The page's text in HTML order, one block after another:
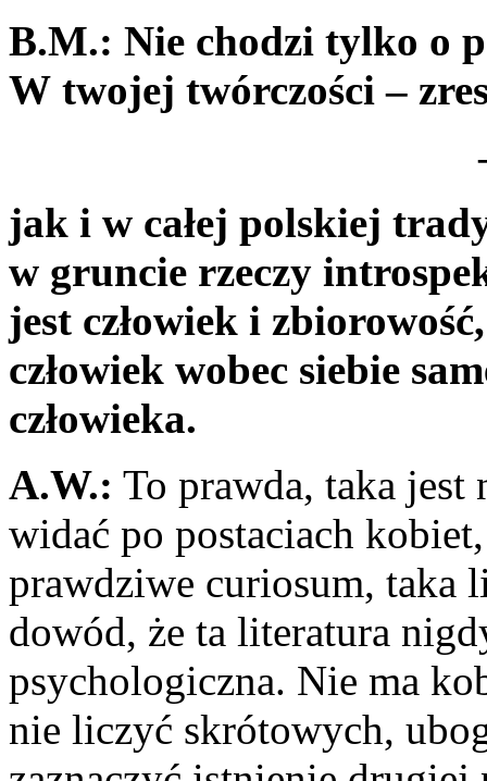
B.M.: Nie chodzi tylko o
W two­jej twórczości –
jak i w całej polskiej
w gruncie rzeczy
jest człowiek i
człowiek wobec siebie
człowieka.
A.W.: To prawda, taka jest
widać po postaciach
prawdziwe curiosum, taka
dowód, że ta literatura
psychologiczna. Nie ma
nie liczyć skrótowych,